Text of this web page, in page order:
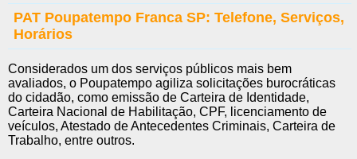
PAT Poupatempo Franca SP: Telefone, Serviços,
Horários
Considerados um dos serviços públicos mais bem
avaliados, o Poupatempo agiliza solicitações burocráticas
do cidadão, como emissão de Carteira de Identidade,
Carteira Nacional de Habilitação, CPF, licenciamento de
veículos, Atestado de Antecedentes Criminais, Carteira de
Trabalho, entre outros.